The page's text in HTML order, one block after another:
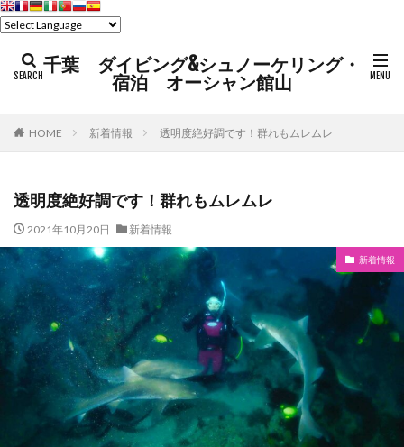
千葉 ダイビング&シュノーケリング・
宿泊 オーシャン館山
HOME 新着情報 透明度絶好調です！群れもムレムレ
透明度絶好調です！群れもムレムレ
2021年10月20日 新着情報
新着情報